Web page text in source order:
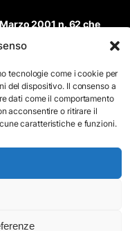
tecnologie come i cookie per
del dispositivo. Il consenso a
dati come il comportamento
acconsentire o ritirare il
caratteristiche e funzioni.
2001 n. 62 che
di “Informazione
detentori del
specifica
comprensivo di testi e
specificato, è
riprodotto e
o cartaceo senza
dello staff di ”Il Mare